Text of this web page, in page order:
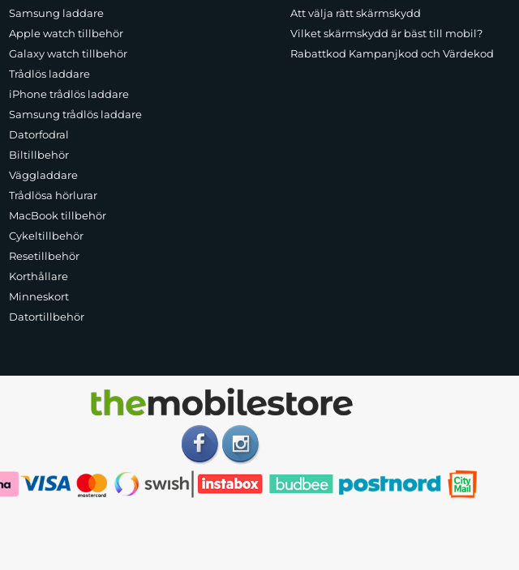
Samsung laddare
Apple watch tillbehör
Galaxy watch tillbehör
Trådlös laddare
iPhone trådlös laddare
Samsung trådlös laddare
Datorfodral
Biltillbehör
Väggladdare
Trådlösa hörlurar
MacBook tillbehör
Cykeltillbehör
Resetillbehör
Korthållare
Minneskort
Datortillbehör
Att välja rätt skärmskydd
Vilket skärmskydd är bäst till mobil?
Rabattkod Kampanjkod och Värdekod